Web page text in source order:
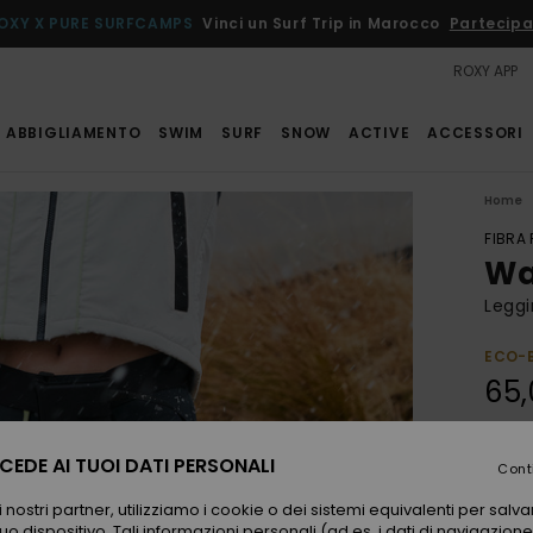
X PURE SURFCAMPS Vinci un Surf Trip in Marocco
ROXY APP
ABBIGLIAMENTO SWIM SURF SNOW ACTIVE ACCESSORI
Home
FIBRA
ECO-
Colori
AI TUOI DATI PERSONALI
partner, utilizziamo i cookie o dei sistemi equivalenti per